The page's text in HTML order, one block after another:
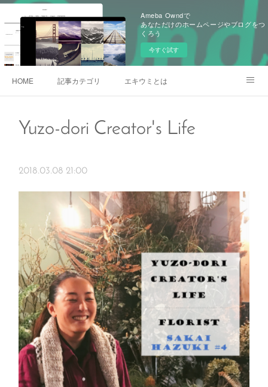
Ameba Owndで
あなただけのホームページやブログをつ
くろう
今すぐ試す
HOME 記事カテゴリ エキウミとは
Yuzo-dori Creator's Life
2018.03.08 21:00